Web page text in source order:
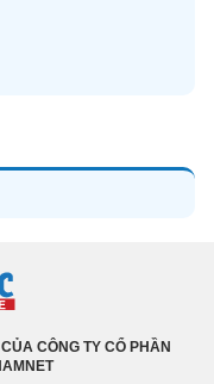
CÔNG TY CỔ PHẦN